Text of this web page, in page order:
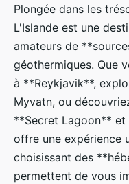
Plongée dans les
L'Islande est une
amateurs de
géothermiques. Que
à **Reykjavik**,
Myvatn, ou
**Secret Lagoon**
offre une expérience
choisissant des
permettent de vous